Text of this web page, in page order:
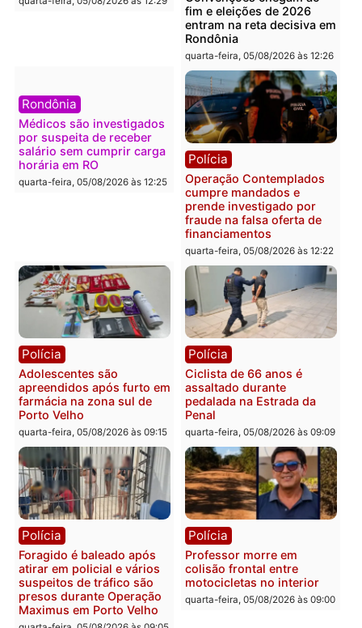
quarta-feira, 05/08/2026 às 12:42
Polícia
Furto de energia já levou
mais de 80 para a prisão
em 2026
Política
Justiça Eleitoral manda
retirar propaganda de
Fúria após convenção
quarta-feira, 05/08/2026 às
Com apenas 28% do
efetivo, Polícia Civil de
Rondônia tem maior déficit
do país, aponta estudo
quarta-feira, 05/08/2026 às 12:29
Política
Convenções chegam ao
fim e eleições de 2026
entram na reta decisiva
Rondônia
quarta-feira, 05/08/2026 às
Rondônia
Médicos são investigados
por suspeita de receber
salário sem cumprir carga
horária em RO
quarta-feira, 05/08/2026 às 12:25
Polícia
Operação Contemplados
cumpre mandados e
prende investigado por
fraude na falsa oferta de
financiamentos